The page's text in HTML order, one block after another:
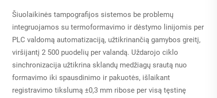
Šiuolaikinės tampografijos sistemos be problemų
integruojamos su termoformavimo ir dėstymo linijomis per
PLC valdomą automatizaciją, užtikrinančią gamybos greitį,
viršijantį 2 500 puodelių per valandą. Uždarojo ciklo
sinchronizacija užtikrina sklandų medžiagų srautą nuo
formavimo iki spausdinimo ir pakuotės, išlaikant
registravimo tikslumą ±0,3 mm ribose per visą tęstinę